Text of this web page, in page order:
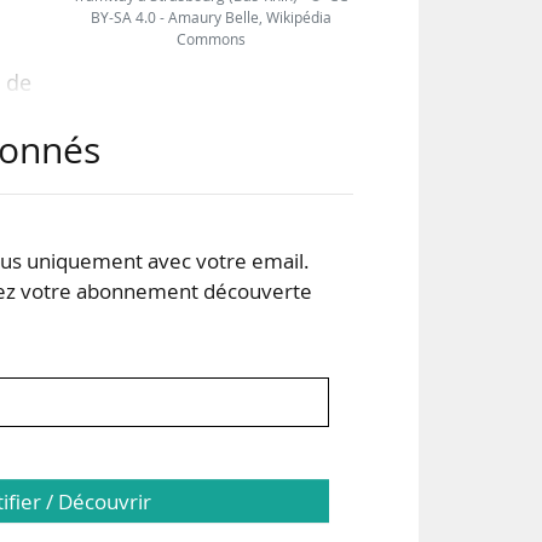
BY-SA 4.0 - Amaury Belle, Wikipédia
Commons
uniquement avec votre email.
votre abonnement découverte
/ Découvrir